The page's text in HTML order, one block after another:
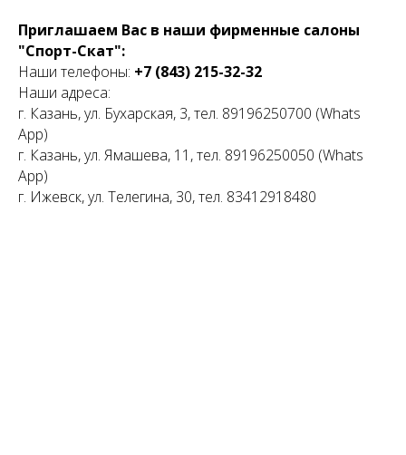
Приглашаем Вас в наши фирменные салоны
"Спорт-Скат":
Наши телефоны: +7 (843) 215-32-32
Наши адреса:
г. Казань, ул. Бухарская, 3, тел. 89196250700 (Whats
App)
г. Казань, ул. Ямашева, 11, тел. 89196250050 (Whats
App)
г. Ижевск, ул. Телегина, 30, тел. 83412918480